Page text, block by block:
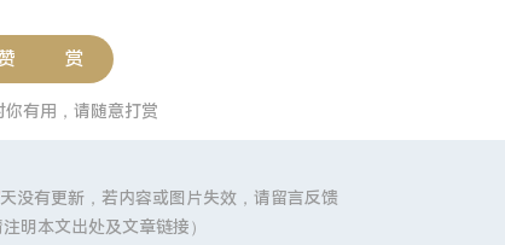
赏
有用，请随意打赏
天没有更新，若内容或图片失效，请留言反馈
注明本文出处及文章链接）